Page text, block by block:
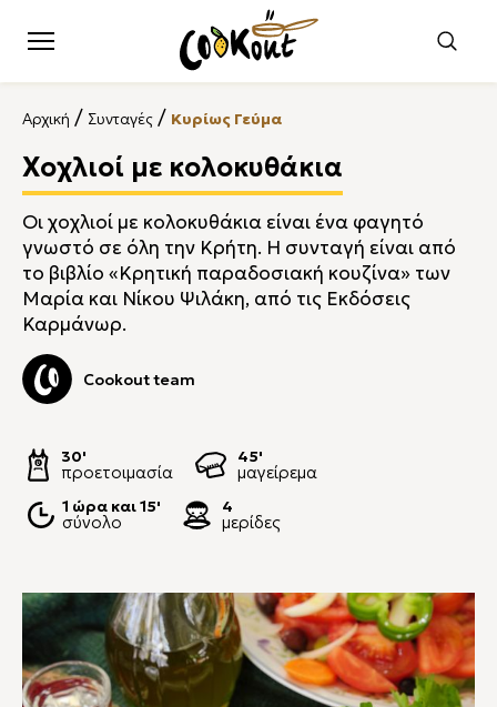
Αρχική / Συνταγές / Κυρίως Γεύμα
Χοχλιοί με κολοκυθάκια
Οι χοχλιοί με κολοκυθάκια είναι ένα φαγητό
γνωστό σε όλη την Κρήτη. Η συνταγή είναι από
το βιβλίο «Κρητική παραδοσιακή κουζίνα» των
Μαρία και Νίκου Ψιλάκη, από τις Εκδόσεις
Καρμάνωρ.
Cookout team
30'
προετοιμασία
45'
μαγείρεμα
1 ώρα και 15'
σύνολο
4
μερίδες